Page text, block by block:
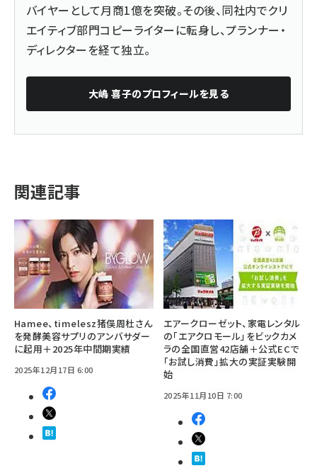
バイヤーとして月商1億を突破。その後、同社内でクリ
エイティブ部門コピーライターに転身し、プランナー・
ディレクターを経て独立。
大嶋 喜子のプロフィールを見る
関連記事
Hamee、timelesz猪俣周杜さん
を発酵美容サプリのアンバサダー
に起用＋2025年中間期実績
2025年12月17日 6:00
エアークローゼット、家電レンタル
の「エアクロモール」をビックカメ
ラの全国直営42店舗＋公式ECで
「お試し消費」拡大の実証実験開
始
2025年11月10日 7:00